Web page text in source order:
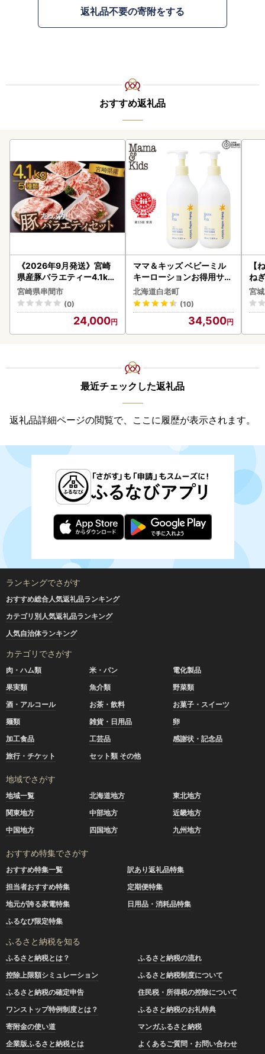
返礼品不要の寄附をする
おすすめ返礼品
《2026年9月発送》宮崎
県産豚バラエティー4.1kg
セット_K033-057-2609
宮崎県串間市
(0)
24,000
ママ＆キッズ ベビーミル
キーローションお得用サイ
ズ 380ml 2本セット CH21
0
北海道白老町
(10)
34,500
【
ね
宮
最近チェックした返礼品
返礼品詳細ページの閲覧で、ここに履歴が表示されます。
ランキングでさがす
おすすめ総合人気返礼品ランキング
カテゴリ別人気返礼品ランキング
人気自治体ランキング
カテゴリでさがす
肉・ハム類 米・パン
電化製品
果実類
魚介類
野菜類
酒・アルコール
お茶・飲料
お菓子・スイーツ
麺類
雑貨・日用品
卵
加工食品
工芸品
感謝状・記念品
旅行・チケット
セット類 その他
地域でさがす
地域一覧 北海道地方
東北地方
関東地方
中部地方
近畿地方
中国地方
四国地方 九州地方
おすすめ特集でさがす
おすすめ特集一覧
訳あり返礼品特集
担当者おすすめ特集
定期便特集
地元が誇る家電特集
日用品・消耗品特集
ふるなび限定特集
ふるさと納税を知る
ふるさと納税とは？
ふるさと納税の流れ
控除上限額シミュレーション
ふるさと納税制度について
ふるさと納税の確定申告
住民税・所得税の控除について
ワンストップ特例制度とは？
ふるさと納税のお礼特典
寄附金の使い道
マンガふるさと納税
企業版ふるさと納税とは
よくあるご質問・お問い合わせ